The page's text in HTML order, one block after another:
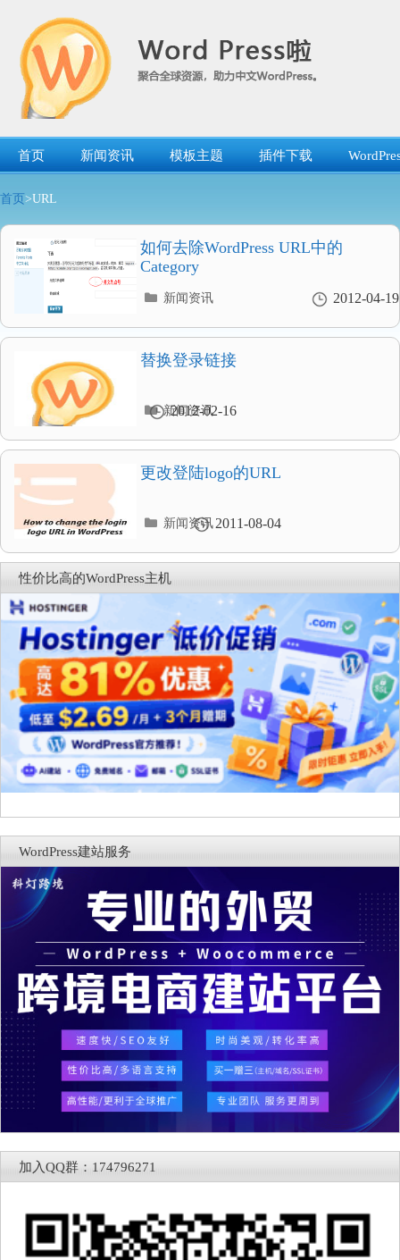
首页 新闻资讯 模板主题 插件下载
首页 >URL
如何去除WordPress URL中的
Category
2012-04-19
分
录
新闻资讯
替换登录链接
2012-02-16
分
录
新闻资讯
更改登陆logo的URL
2011-08-04
分
录
新闻资讯
性价比高的WordPress主机
WordPress建站服务
加入QQ群：174796271